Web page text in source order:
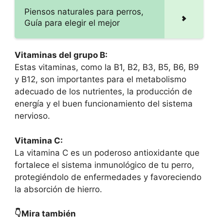
Piensos naturales para perros,
Guía para elegir el mejor
Vitaminas del grupo B:
Estas vitaminas, como la B1, B2, B3, B5, B6, B9
y B12, son importantes para el metabolismo
adecuado de los nutrientes, la producción de
energía y el buen funcionamiento del sistema
nervioso.
Vitamina C:
La vitamina C es un poderoso antioxidante que
fortalece el sistema inmunológico de tu perro,
protegiéndolo de enfermedades y favoreciendo
la absorción de hierro.
👇Mira también